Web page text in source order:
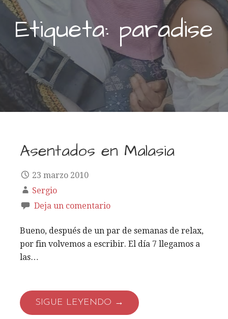
Etiqueta: paradise
Asentados en Malasia
23 marzo 2010
Sergio
Deja un comentario
Bueno, después de un par de semanas de relax,
por fin volvemos a escribir. El día 7 llegamos a
las…
SIGUE LEYENDO →